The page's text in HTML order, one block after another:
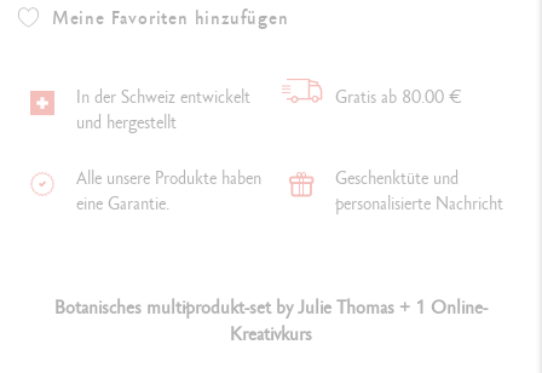
Meine Favoriten hinzufügen
In der Schweiz entwickelt
und hergestellt
Gratis ab 80.00 €
Alle unsere Produkte haben
eine Garantie.
Geschenktüte und
personalisierte Nachricht
Botanisches multiprodukt-set by Julie Thomas + 1 Online-
Kreativkurs